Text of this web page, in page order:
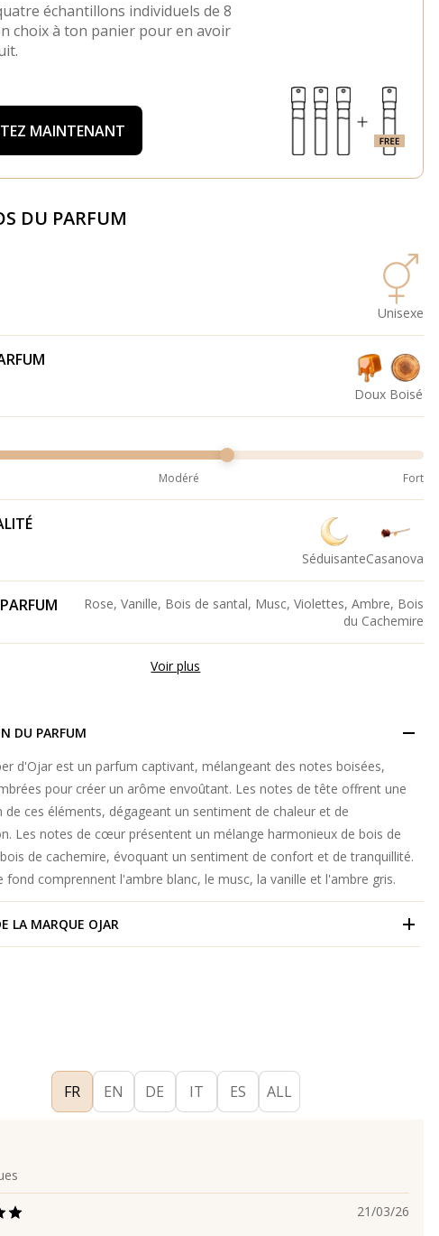
échantillons individuels de 8
choix à ton panier pour en avoir
MAINTENANT
DU PARFUM
Unisexe
Doux Boisé
Modéré Fort
SéduisanteCasanova
Rose, Vanille, Bois de santal, Musc, Violettes, Ambre, Bois
du Cachemire
Voir plus
DU PARFUM
d'Ojar est un parfum captivant, mélangeant des notes boisées,
pour créer un arôme envoûtant. Les notes de tête offrent une
de ces éléments, dégageant un sentiment de chaleur et de
Les notes de cœur présentent un mélange harmonieux de bois de
de cachemire, évoquant un sentiment de confort et de tranquillité.
fond comprennent l'ambre blanc, le musc, la vanille et l'ambre gris.
LA MARQUE OJAR
FR EN DE IT ES ALL
21/03/26